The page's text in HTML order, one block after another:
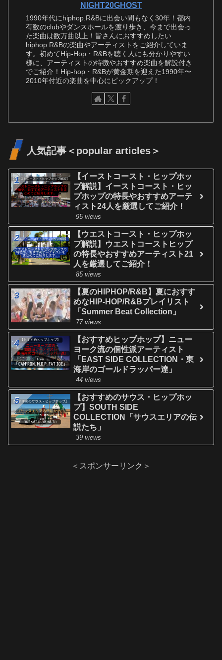
NIGHT20GHOST
1990年代にhiphop.R&Bに出会い間もなく30年！都内
有数のclubやダンスホールを渡り歩き、今まで出会っ
た楽曲は数万曲以上！皆さんにおすすめしたい
hiphop.R&Bの楽曲やアーティストをご紹介していま
す。初めてHip-Hop・R&Bを聴く人にも分かりやすい
様に、アーティストの特徴やおすすめ楽曲を解説付き
でご紹介！Hip-hop・R&Bが黄金期を迎えた1990年〜
2010年付近の楽曲を中心にピックアップ！
人気記事＜popular articles＞
【イーストコースト・ヒップホッ
プ解説】イーストコースト・ヒッ
プホップの特長やおすすめアーテ
ィスト24人を厳選してご紹介！
95 views
【ウエストコースト・ヒップホッ
プ解説】ウエストコーストヒップ
の特長やおすすめアーティスト21
人を厳選してご紹介！
85 views
【夏のHIPHOP/R&B】夏におすす
めなHIP-HOP/R&Bプレイリスト
「Summer Beat Collection」
77 views
【おすすめヒップホップ】ニュー
ヨーク流の個性派アーティスト
「EAST SIDE COLLECTION・東
海岸のゴールドラッパー達」
44 views
【おすすめのサウス・ヒップホッ
プ】SOUTH SIDE
COLLECTION「サウスエリアの伝
説たち」
39 views
＜スポンサーリンク＞